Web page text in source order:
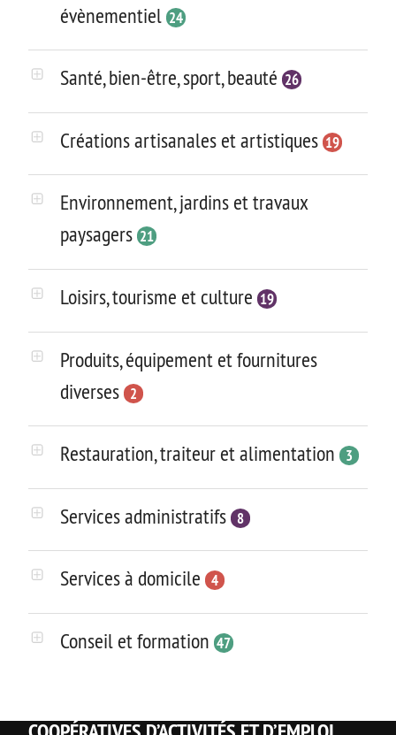
évènementiel 24
Santé, bien-être, sport, beauté 26
Créations artisanales et artistiques 19
Environnement, jardins et travaux
paysagers 21
Loisirs, tourisme et culture 19
Produits, équipement et fournitures
diverses 2
Restauration, traiteur et alimentation 3
Services administratifs 8
Services à domicile 4
Conseil et formation 47